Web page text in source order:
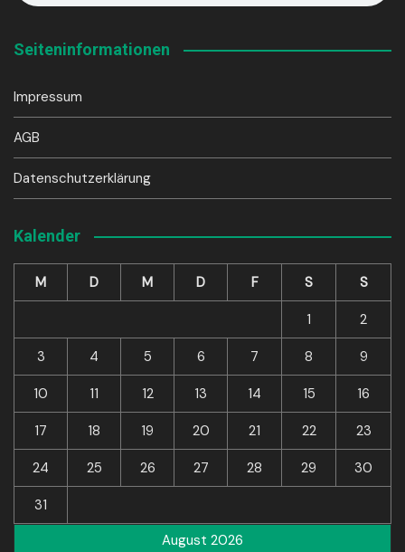
Seiteninformationen
Impressum
AGB
Datenschutzerklärung
Kalender
August 2026
M D M D F S S
1 2
3 4 5 6 7 8 9
10 11 12 13 14 15 16
17 18 19 20 21 22 23
24 25 26 27 28 29 30
31